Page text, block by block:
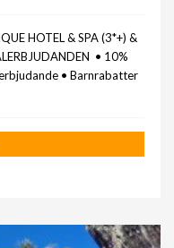
HOTEL & SPA (3*+) &
• 10%
• Barnrabatter